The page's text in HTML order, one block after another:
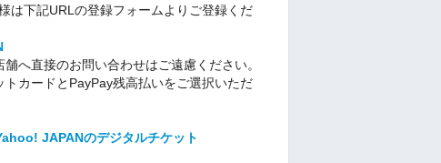
は下記URLの登録フォームよりご登録くだ
へ直接のお問い合わせはご遠慮ください。
カードとPayPay残高払いをご選択いただ
JAPANのデジタルチケット